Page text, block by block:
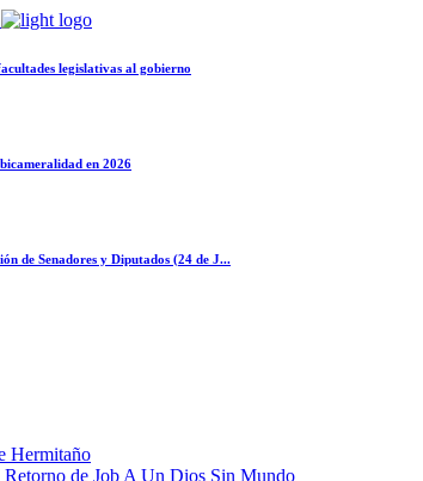
legislativas al gobierno
en 2026
de Senadores y Diputados (24 de J...
Hermitaño
de Job A Un Dios Sin Mundo